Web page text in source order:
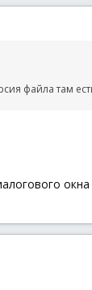
файла там
окна